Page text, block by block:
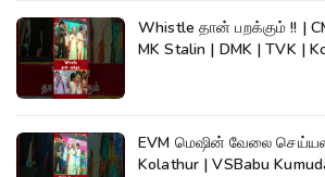
Whistle தான் பறக்கும் !! | CM Vijay | VS Babu |
MK Stalin | DMK | TVK |
EVM மெஷின் வேலை
Kolathur | VSBabu